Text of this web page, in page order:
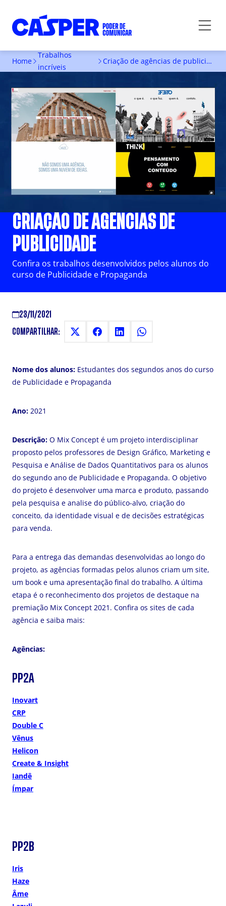
Home
Trabalhos
incríveis
Criação de agências de publicidade
CRIAÇÃO DE AGÊNCIAS DE
PUBLICIDADE
Confira os trabalhos desenvolvidos pelos alunos do
curso de Publicidade e Propaganda
23/11/2021
COMPARTILHAR:
Nome dos alunos: Estudantes dos segundos anos do curso
de Publicidade e Propaganda
Ano: 2021
Descrição: O Mix Concept é um projeto interdisciplinar
proposto pelos professores de Design Gráfico, Marketing e
Pesquisa e Análise de Dados Quantitativos para os alunos
do segundo ano de Publicidade e Propaganda. O objetivo
do projeto é desenvolver uma marca e produto, passando
pela pesquisa e analise do público-alvo, criação do
conceito, da identidade visual e de decisões estratégicas
para venda.
Para a entrega das demandas desenvolvidas ao longo do
projeto, as agências formadas pelos alunos criam um site,
um book e uma apresentação final do trabalho. A última
etapa é o reconhecimento dos projetos de destaque na
premiação Mix Concept 2021. Confira os sites de cada
agência e saiba mais:
Agências:
PP2A
Inovart
CRP
Double C
Vênus
Helicon
Create & Insight
Iandê
Ímpar
PP2B
Iris
Haze
Âme